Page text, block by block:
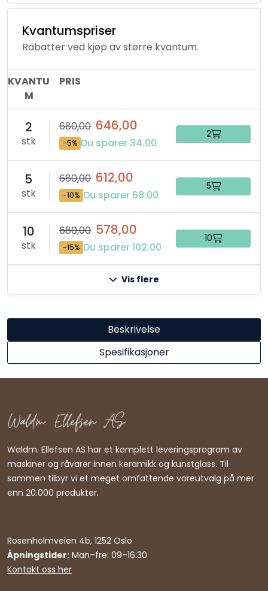
Kvantumspriser
Rabatter ved kjøp av større kvantum.
KVANTU
M
PRIS
2
stk
680,00 646,00
-5% Du sparer 34.00
2
5
stk
680,00 612,00
-10% Du sparer 68.00
5
10
stk
680,00 578,00
-15% Du sparer 102.00
10
Vis flere
Beskrivelse
Spesifikasjoner
Waldm. Ellefsen AS har et komplett leveringsprogram av
maskiner og råvarer innen keramikk og kunstglass. Til
sammen tilbyr vi et meget omfattende vareutvalg på mer
enn 20.000 produkter.
Rosenholmveien 4b, 1252 Oslo
Åpningstider: Man–fre: 09–16:30
Kontakt oss her